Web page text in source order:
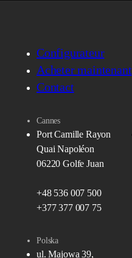
Configurateur
Acheter maintenant
Contact
Cannes
Port Camille Rayon
Quai Napoléon
06220 Golfe Juan
+48 536 007 500
+377 377 007 75
Polska
ul. Majowa 39,